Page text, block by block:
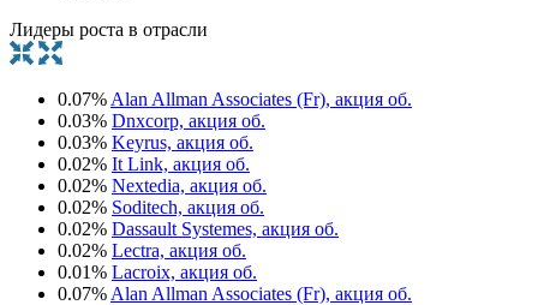
Лидеры роста в отрасли
0.07% Alan Allman Associates (Fr), акция об.
0.03% Dnxcorp, акция об.
0.03% Keyrus, акция об.
0.02% It Link, акция об.
0.02% Nextedia, акция об.
0.02% Soditech, акция об.
0.02% Dassault Systemes, акция об.
0.02% Lectra, акция об.
0.01% Lacroix, акция об.
0.07% Alan Allman Associates (Fr), акция об.